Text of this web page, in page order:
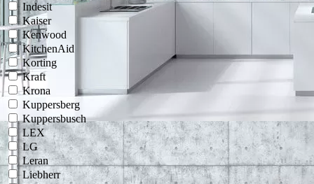
Indesit
Kaiser
Kenwood
KitchenAid
Korting
Kraft
Krona
Kuppersberg
Kuppersbusch
LEX
LG
Leran
Liebherr